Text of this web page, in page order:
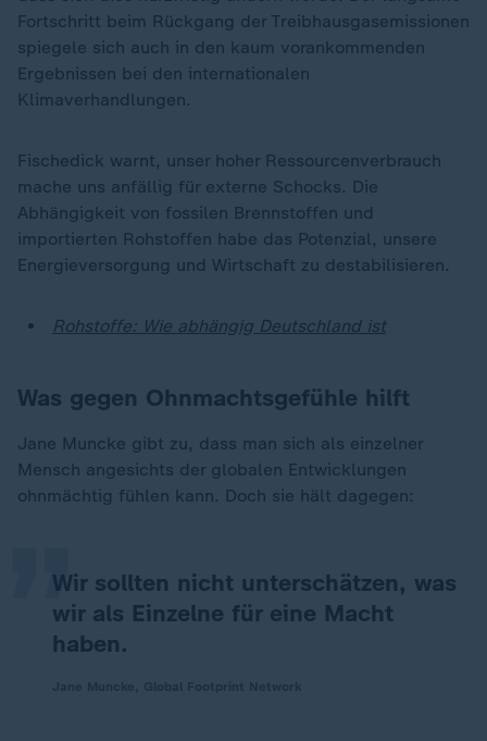
Fortschritt beim Rückgang der Treibhausgasemissionen
spiegele sich auch in den kaum vorankommenden
Ergebnissen bei den internationalen
Klimaverhandlungen.
Fischedick warnt, unser hoher Ressourcenverbrauch
mache uns anfällig für externe Schocks. Die
Abhängigkeit von fossilen Brennstoffen und
importierten Rohstoffen habe das Potenzial, unsere
Energieversorgung und Wirtschaft zu destabilisieren.
Rohstoffe: Wie abhängig Deutschland ist
Was gegen Ohnmachtsgefühle hilft
Jane Muncke gibt zu, dass man sich als einzelner
Mensch angesichts der globalen Entwicklungen
ohnmächtig fühlen kann. Doch sie hält dagegen:
Wir sollten nicht unterschätzen, was
wir als Einzelne für eine Macht
haben.
„